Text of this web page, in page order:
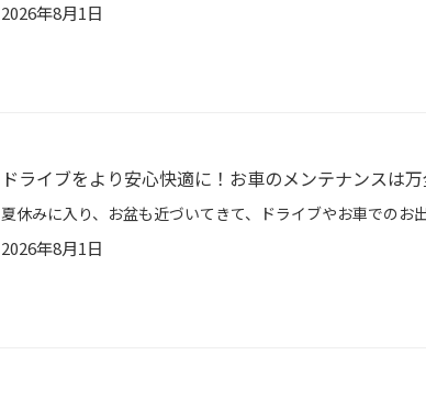
2026年8月1日
ドライブをより安心快適に！お車のメンテナンスは
2026年8月1日